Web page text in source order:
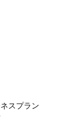
スプラン